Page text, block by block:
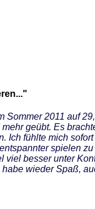
Sommer 2011 auf
geübt. Es
Ich fühlte mich
spielen
viel besser unter
wieder Spaß,